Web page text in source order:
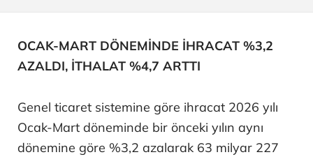
OCAK-MART DÖNEMİNDE İHRACAT %3,2
AZALDI, İTHALAT %4,7 ARTTI
Genel ticaret sistemine göre ihracat 2026 yılı
Ocak-Mart döneminde bir önceki yılın aynı
dönemine göre %3,2 azalarak 63 milyar 227